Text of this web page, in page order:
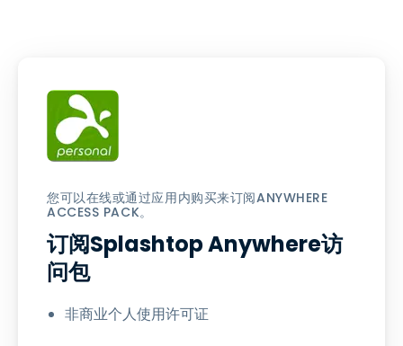
您可以在线或通过应用内购买来订阅ANYWHERE
ACCESS PACK。
订阅Splashtop Anywhere访
问包
非商业个人使用许可证